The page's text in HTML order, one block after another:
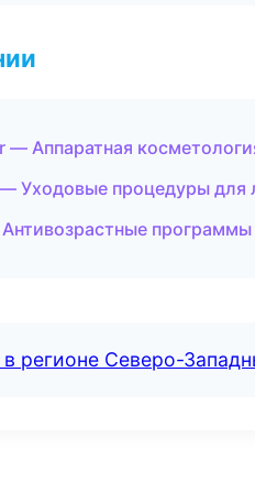
— Аппаратная
Уходовые процедуры для
регионе Северо-